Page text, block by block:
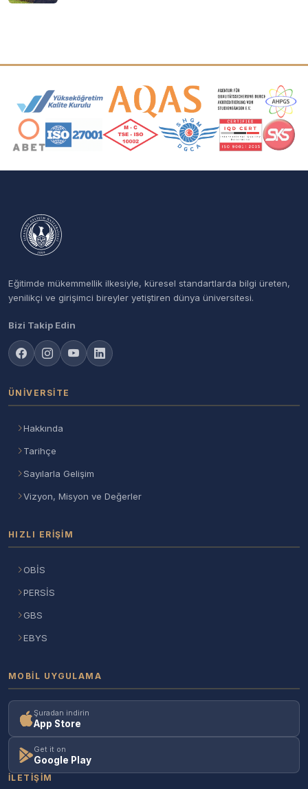
Akreditasyon ve Üyelik Logoları
Eğitimde mükemmellik ilkesiyle, küresel standartlarda bilgi üreten,
yenilikçi ve girişimci bireyler yetiştiren dünya üniversitesi.
Bizi Takip Edin
ÜNIVERSITE
Hakkında
Tarihçe
Sayılarla Gelişim
Vizyon, Misyon ve Değerler
HIZLI ERIŞIM
OBİS
PERSİS
GBS
EBYS
MOBIL UYGULAMA
Şuradan indirin
App Store
Get it on
Google Play
İLETIŞIM